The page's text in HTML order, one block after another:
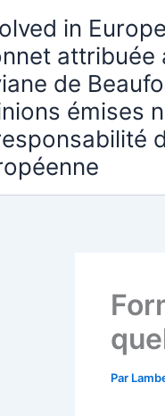
in
attribuée
de
émises
Par